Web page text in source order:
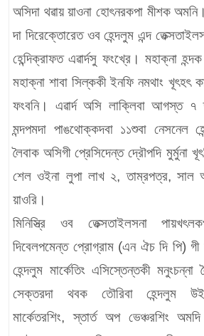
অসিদা থৱায় য়াওনা হোৎনরকপা মীশক
দা দিরেক্তোরেত ওব হেন্দলুম এন্দ
হেন্দিক্রাফত এৱার্দসু ফংখ্রে। মহাক্না
মহাক্না শাবা সিল্ককী ইনফি নমথাং খূৎহৎ
ফংবনি। এৱার্দ অসি লাক্লিবা আগস্ত ৭
মন্দপমদা পাঙথোক্কদবা ১১শুবা নেসনেল
লৈবাক অসিগী প্রেসিদেন্ত দ্রৌপদি মুর্মুনা
শেল ওইনা লুপা লাখ ২, তাম্রপত্র, সাল
য়াওরি।
মিনিস্ত্রি ওব তেক্সতাইলসনা
দিবেলপমেন্ত প্রোগ্রাম (এন ঐচ দি পি)
হেন্দলুম মার্কেতিং এসিস্তেন্তকী মনুংচন্না
সেক্তরদা থবক তৌরিবা হেন্দলুম
মার্কেতরশিং, স্তার্ত অপ ভেঞ্চরশিং